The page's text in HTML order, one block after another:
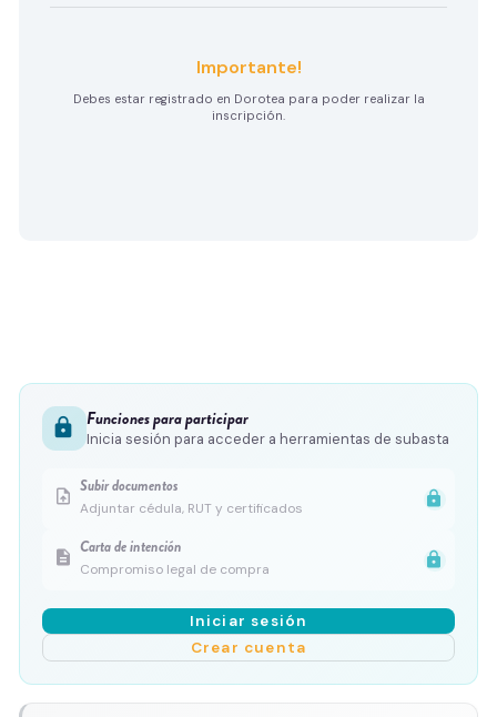
Importante!
Debes estar registrado en Dorotea para poder realizar la
inscripción.
lock Funciones para participar
Inicia sesión para acceder a herramientas de subasta
upload_file Subir documentos
Adjuntar cédula, RUT y certificados
lock
description Carta de intención
Compromiso legal de compra
lock
Iniciar sesión
Crear cuenta